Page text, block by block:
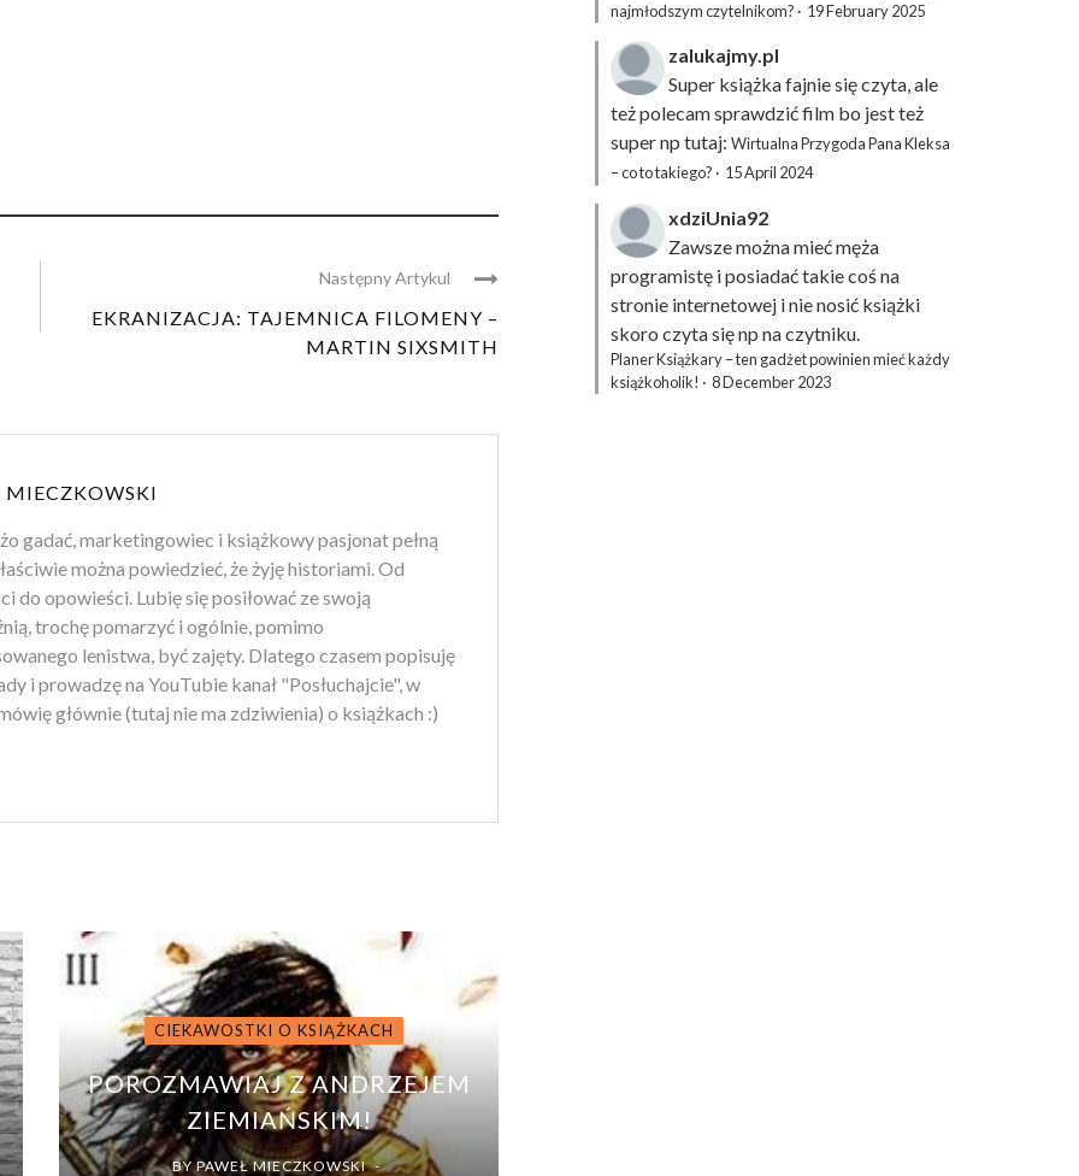
Następny Artykul
EKRANIZACJA: TAJEMNICA FILOMENY –
MARTIN SIXSMITH
MIECZKOWSKI
gadać, marketingowiec i książkowy pasjonat pełną
można powiedzieć, że żyję historiami. Od
do opowieści. Lubię się posiłować ze swoją
trochę pomarzyć i ogólnie, pomimo
lenistwa, być zajęty. Dlatego czasem popisuję
i prowadzę na YouTubie kanał "Posłuchajcie", w
głównie (tutaj nie ma zdziwienia) o książkach :)
CIEKAWOSTKI O KSIĄŻKACH
POROZMAWIAJ Z ANDRZEJEM
ZIEMIAŃSKIM!
BYPAWEŁ MIECZKOWSKI
najmłodszym czytelnikom? · 19 February 2025
zalukajmy.pl
Super książka fajnie się czyta, ale
też polecam sprawdzić film bo jest też
super np tutaj: Wirtualna Przygoda Pana Kleksa
– co to takiego? · 15 April 2024
xdziUnia92
Zawsze można mieć męża
programistę i posiadać takie coś na
stronie internetowej i nie nosić książki
skoro czyta się np na czytniku.
Planer Książkary – ten gadżet powinien mieć każdy
książkoholik! · 8 December 2023